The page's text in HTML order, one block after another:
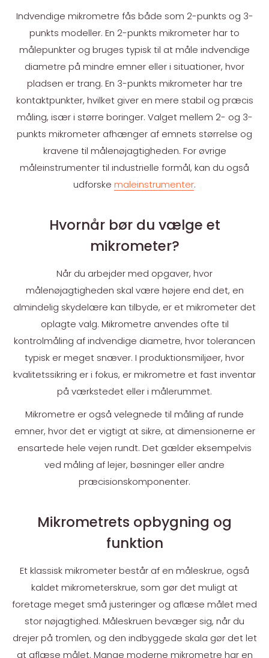
Indvendige mikrometre fås både som 2-punkts og 3-
punkts modeller. En 2-punkts mikrometer har to
målepunkter og bruges typisk til at måle indvendige
diametre på mindre emner eller i situationer, hvor
pladsen er trang. En 3-punkts mikrometer har tre
kontaktpunkter, hvilket giver en mere stabil og præcis
måling, især i større boringer. Valget mellem 2- og 3-
punkts mikrometer afhænger af emnets størrelse og
kravene til målenøjagtigheden. For øvrige
måleinstrumenter til industrielle formål, kan du også
udforske maleinstrumenter.
Hvornår bør du vælge et
mikrometer?
Når du arbejder med opgaver, hvor
målenøjagtigheden skal være højere end det, en
almindelig skydelære kan tilbyde, er et mikrometer det
oplagte valg. Mikrometre anvendes ofte til
kontrolmåling af indvendige diametre, hvor tolerancen
typisk er meget snæver. I produktionsmiljøer, hvor
kvalitetssikring er i fokus, er mikrometre et fast inventar
på værkstedet eller i målerummet.
Mikrometre er også velegnede til måling af runde
emner, hvor det er vigtigt at sikre, at dimensionerne er
ensartede hele vejen rundt. Det gælder eksempelvis
ved måling af lejer, bøsninger eller andre
præcisionskomponenter.
Mikrometrets opbygning og
funktion
Et klassisk mikrometer består af en måleskrue, også
kaldet mikrometerskrue, som gør det muligt at
foretage meget små justeringer og aflæse målet med
stor nøjagtighed. Måleskruen bevæger sig, når du
drejer på tromlen, og den indbyggede skala gør det let
at aflæse målet. Mange moderne mikrometre har en